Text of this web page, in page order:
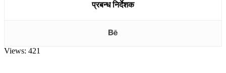
प्रबन्ध निर्देशक
Views: 421